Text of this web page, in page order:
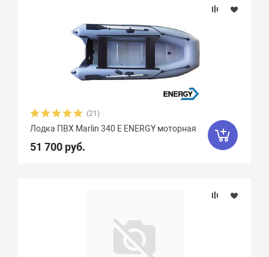
(21)
Лодка ПВХ Marlin 340 E ENERGY моторная
51 700 руб.